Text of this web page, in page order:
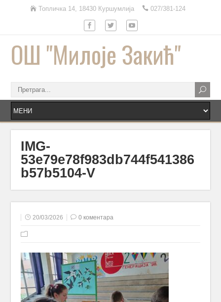
Топличка 14, 18430 Куршумлија 027/381-124
ОШ "Милоје Закић"
IMG-
53e79e78f983db744f541386
b57b5104-V
20/03/2026 0 коментара